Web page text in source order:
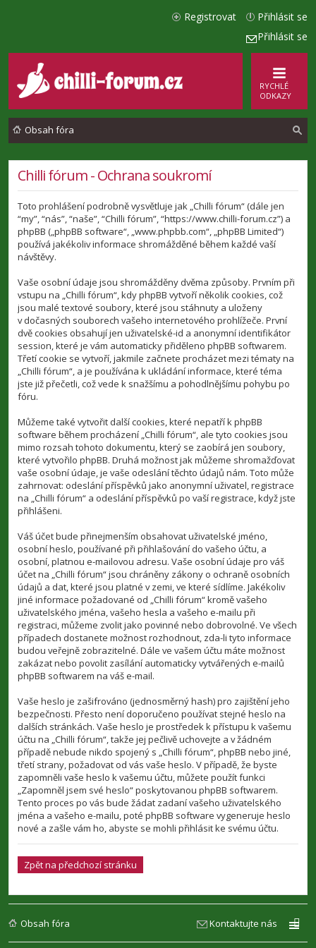
Přihlásit se
Přihlásit se
Registrovat
RYCHLÉ
ODKAZY
Obsah fóra
Chilli fórum - Ochrana soukromí
Toto prohlášení podrobně vysvětluje jak „Chilli fórum“ (dále jen
“my”, “nás”, “naše”, “Chilli fórum”, “https://www.chilli-forum.cz”) a
phpBB („phpBB software“, „www.phpbb.com“, „phpBB Limited“)
používá jakékoliv informace shromážděné během každé vaší
návštěvy.
Vaše osobní údaje jsou shromážděny dvěma způsoby. Prvním při
vstupu na „Chilli fórum“, kdy phpBB vytvoří několik cookies, což
jsou malé textové soubory, které jsou stáhnuty a uloženy
v dočasných souborech vašeho internetového prohlížeče. První
dvě cookies obsahují jen uživatelské-id a anonymní identifikátor
session, které je vám automaticky přiděleno phpBB softwarem.
Třetí cookie se vytvoří, jakmile začnete procházet mezi tématy na
„Chilli fórum“, a je používána k ukládání informace, které téma
jste již přečetli, což vede k snažšímu a pohodlnějšímu pohybu po
fóru.
Můžeme také vytvořit další cookies, které nepatří k phpBB
software během procházení „Chilli fórum“, ale tyto cookies jsou
mimo rozsah tohoto dokumentu, který se zaobírá jen soubory,
které vytvořilo phpBB. Druhá možnost jak můžeme shromažďovat
vaše osobní údaje, je vaše odeslání těchto údajů nám. Toto může
zahrnovat: odeslání příspěvků jako anonymní uživatel, registrace
na „Chilli fórum“ a odeslání příspěvků po vaší registrace, když jste
přihlášeni.
Váš účet bude přinejmenším obsahovat uživatelské jméno,
osobní heslo, používané při přihlašování do vašeho účtu, a
osobní, platnou e-mailovou adresu. Vaše osobní údaje pro váš
účet na „Chilli fórum“ jsou chráněny zákony o ochraně osobních
údajů a dat, které jsou platné v zemi, ve které sídlíme. Jakékoliv
jiné informace požadované od „Chilli fórum“ kromě vašeho
uživatelského jména, vašeho hesla a vašeho e-mailu při
registraci, můžeme zvolit jako povinné nebo dobrovolné. Ve všech
případech dostanete možnost rozhodnout, zda-li tyto informace
budou veřejně zobrazitelné. Dále ve vašem účtu máte možnost
zakázat nebo povolit zasílání automaticky vytvářených e-mailů
phpBB softwarem na váš e-mail.
Vaše heslo je zašifrováno (jednosměrný hash) pro zajištění jeho
bezpečnosti. Přesto není doporučeno používat stejné heslo na
dalších stránkách. Vaše heslo je prostředek k přístupu k vašemu
účtu na „Chilli fórum“, takže jej pečlivě uchovejte a v žádném
případě nebude nikdo spojený s „Chilli fórum“, phpBB nebo jiné,
třetí strany, požadovat od vás vaše heslo. V případě, že byste
zapomněli vaše heslo k vašemu účtu, můžete použít funkci
„Zapomněl jsem své heslo“ poskytovanou phpBB softwarem.
Tento proces po vás bude žádat zadaní vašeho uživatelského
jména a vašeho e-mailu, poté phpBB software vygeneruje heslo
nové a zašle vám ho, abyste se mohli přihlásit ke svému účtu.
Zpět na předchozí stránku
Obsah fóra Kontaktujte nás